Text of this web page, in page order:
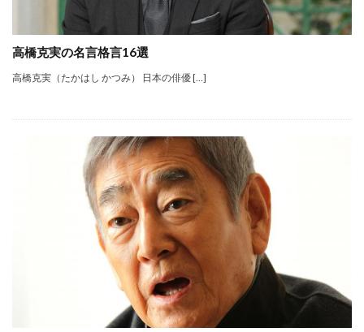
高橋克実の名言格言16選
高橋克実（たかはし かつみ） 日本の俳優 […]